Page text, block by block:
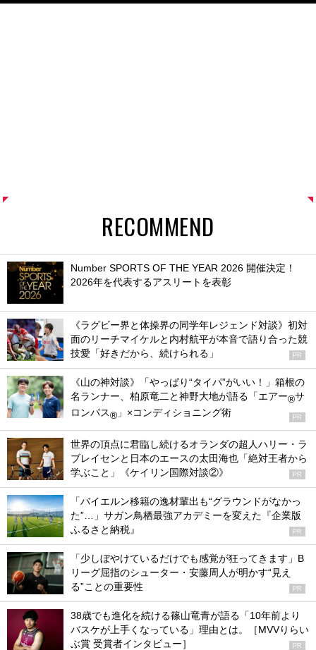
RECOMMEND
Number SPORTS OF THE YEAR 2026 開催決定！
2026年を代表するアスリートを表彰
《ラグビー界と体操界の同学年レジェンド対談》初対
面のリーチマイケルと内村航平が本音で語り合った競
技愛「好きだから、続けられる」
PR
《山の神対談》「やっぱり“タイパ”がいい！」箱根の
名ランナー、柏原竜二と神野大地が語る「エアー®サ
ロンパス® 」×コンディショニング術 PR
世界の頂点に君臨し続けるオランダの超人ハリー・ラ
ブレイセンと日本のエースの太田海也「絶対王者から
学ぶこと」《ケイリン国際対談②》
PR
「バイエルン移籍の逸材輩出も“グラウンドがなかっ
た”…」サガン鳥栖最強アカデミーを変えた『企業版
ふるさと納税』
PR
「少しぼやけているだけでも感覚が狂ってきます」B
リーグ屈指のシューター・安藤周人が明かす“見え
る”ことの重要性
PR
38歳でも進化を続ける篠山竜青が語る「10年前より
バスケが上手くなっている」理由とは。［MVVりらい
ぶ賞 受賞者インタビュー］
PR